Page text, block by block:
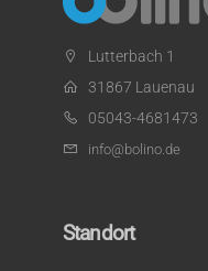
Lutterbach 1
31867 Lauenau
05043-4681473
info@bolino.de
Standort